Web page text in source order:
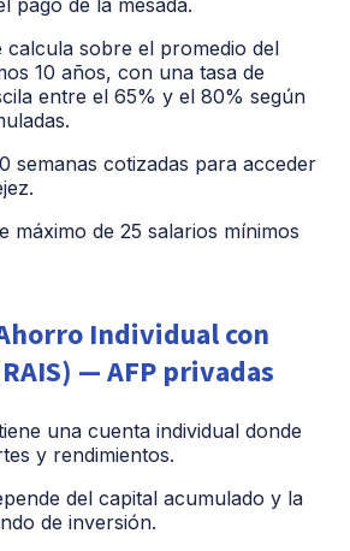
calcula sobre el promedio del
10 años, con una tasa de
entre el 65% y el 80% según
semanas cotizadas para acceder
máximo de 25 salarios mínimos
Individual con
— AFP privadas
una cuenta individual donde
y rendimientos.
del capital acumulado y la
de inversión.